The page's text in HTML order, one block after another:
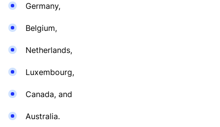
Germany,
Belgium,
Netherlands,
Luxembourg,
Canada, and
Australia.